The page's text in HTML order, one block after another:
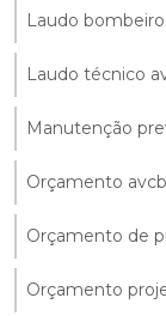
Laudo
Laudo técnico
Manutenção
Orçamento avcb
Orçamento de
Orçamento